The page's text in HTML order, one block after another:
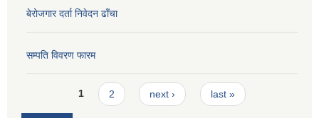
बेरोजगार दर्ता निवेदन ढाँचा
सम्पति विवरण फारम
Pages1 2 next › last »